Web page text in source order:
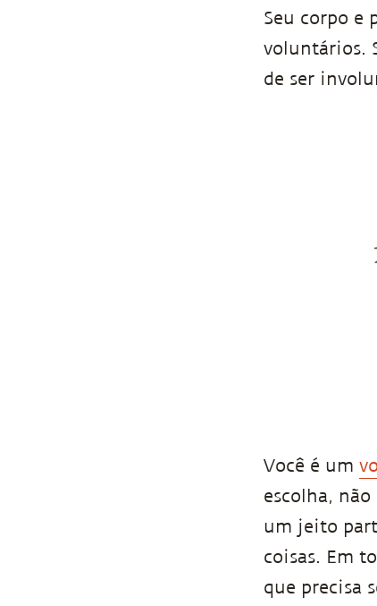
Seu corpo e
voluntários.
de ser
Você é um
escolha,
um jeito
coisas. Em
que precisa